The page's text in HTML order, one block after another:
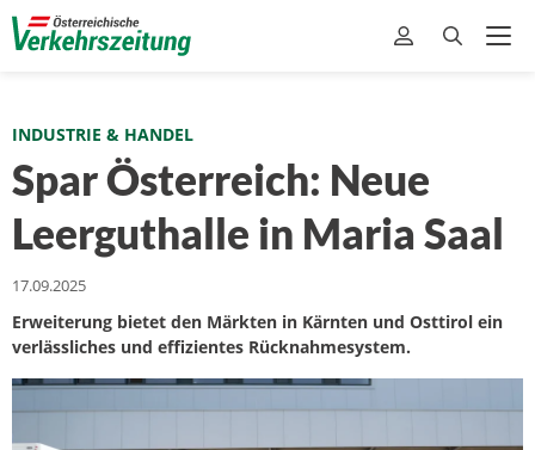
INDUSTRIE & HANDEL
Spar Österreich: Neue
Leerguthalle in Maria Saal
17.09.2025
Erweiterung bietet den Märkten in Kärnten und Osttirol ein
verlässliches und effizientes Rücknahmesystem.